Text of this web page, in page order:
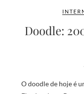
Doodle:
O doodle de hoje é